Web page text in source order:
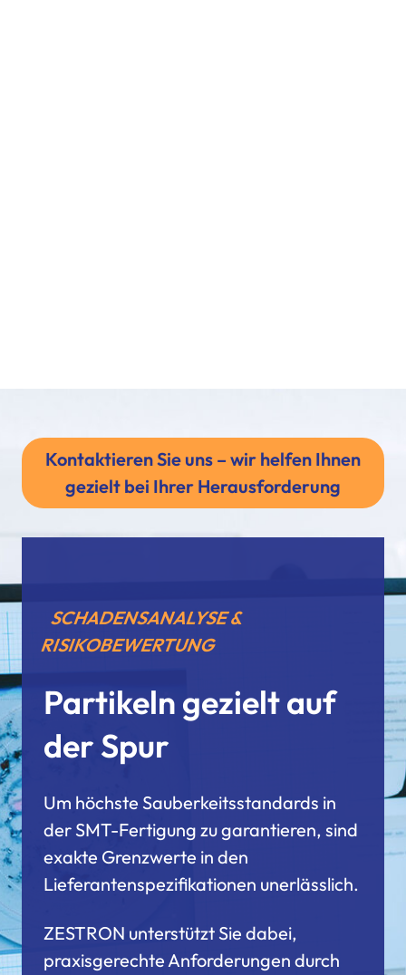
Kontaktieren Sie uns – wir helfen Ihnen
gezielt bei Ihrer Herausforderung
SCHADENSANALYSE &
RISIKOBEWERTUNG
Partikeln gezielt auf
der Spur
Um höchste Sauberkeitsstandards in
der SMT-Fertigung zu garantieren, sind
exakte Grenzwerte in den
Lieferantenspezifikationen unerlässlich.
ZESTRON unterstützt Sie dabei,
praxisgerechte Anforderungen durch